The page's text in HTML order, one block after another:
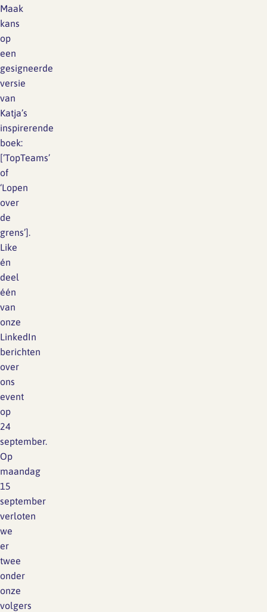
Maak
kans
op
een
gesigneerde
versie
van
Katja’s
inspirerende
boek:
[‘TopTeams’
of
‘Lopen
over
de
grens’].
Like
én
deel
één
van
onze
LinkedIn
berichten
over
ons
event
op
24
september.
Op
maandag
15
september
verloten
we
er
twee
onder
onze
volgers